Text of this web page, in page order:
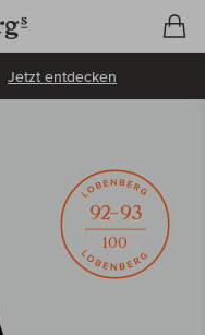
Jetzt entdecken
92–93
100